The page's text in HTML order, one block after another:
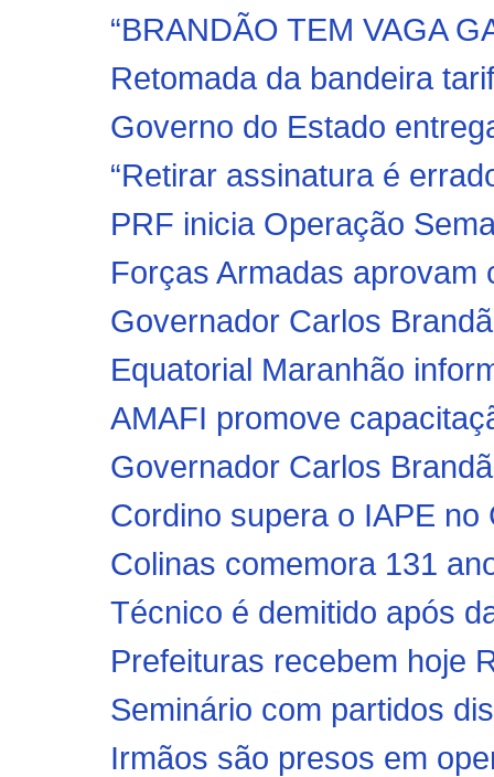
“BRANDÃO TEM VAGA
Retomada da bandeira
Governo do Estado
“Retirar assinatura é
PRF inicia Operação
Forças Armadas aprovam
Governador Carlos
Equatorial Maranhão
AMAFI promove
Governador Carlos
Cordino supera o IAPE
Colinas comemora 131
Técnico é demitido após
Prefeituras recebem hoje
Seminário com partidos
Irmãos são presos em